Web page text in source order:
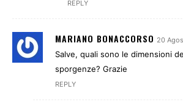
REPLY
MARIANO BONACCORSO 20
Salve, quali sono le dimensioni
sporgenze? Grazie
REPLY